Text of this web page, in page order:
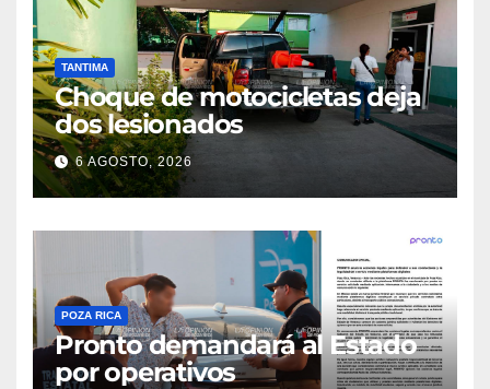
TANTIMA
Choque de motocicletas deja
dos lesionados
6 AGOSTO, 2026
POZA RICA
Pronto demandará al Estado
por operativos